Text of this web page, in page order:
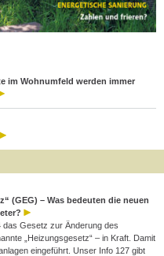
im Wohnumfeld werden immer
(GEG) – Was bedeuten die neuen
das Gesetz zur Änderung des
„Heizungsgesetz“ – in Kraft. Damit
eingeführt. Unser Info 127 gibt